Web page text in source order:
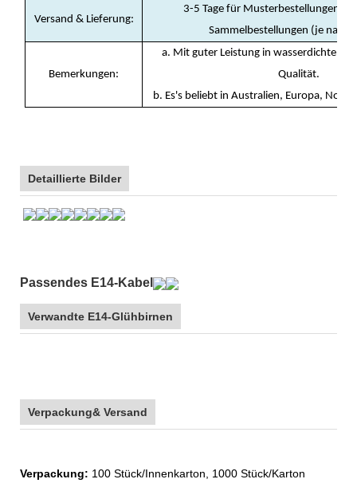
Versand & Lieferung:
3-5 Tage für Musterbestellungen,
Sammelbestellungen (je nach
Bemerkungen:
a. Mit guter Leistung in wasserdichtem
Qualität.
b. Es's beliebt in Australien, Europa,
Detaillierte Bilder
Passendes E14-Kabel
Verwandte E14-Glühbirnen
Verpackung& Versand
Verpackung: 100 Stück/Innenkarton, 1000 Stück/Karton